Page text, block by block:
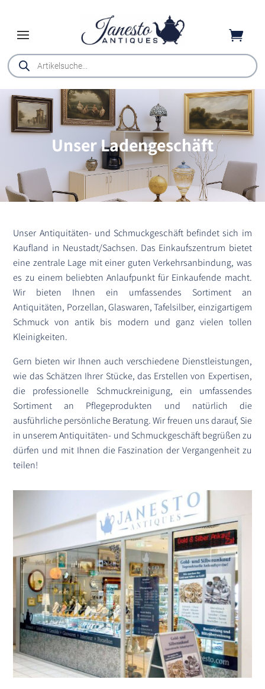

Products
search
Unser Ladengeschäft
Unser Antiquitäten- und Schmuckgeschäft befindet sich im
Kaufland in Neustadt/Sachsen. Das Einkaufszentrum bietet
eine zentrale Lage mit einer guten Verkehrsanbindung, was
es zu einem beliebten Anlaufpunkt für Einkaufende macht.
Wir bieten Ihnen ein umfassendes Sortiment an
Antiquitäten, Porzellan, Glaswaren, Tafelsilber, einzigartigem
Schmuck von antik bis modern und ganz vielen tollen
Kleinigkeiten.
Gern bieten wir Ihnen auch verschiedene Dienstleistungen,
wie das Schätzen Ihrer Stücke, das Erstellen von Expertisen,
die professionelle Schmuckreinigung, ein umfassendes
Sortiment an Pflegeprodukten und natürlich die
ausführliche persönliche Beratung. Wir freuen uns darauf, Sie
in unserem Antiquitäten- und Schmuckgeschäft begrüßen zu
dürfen und mit Ihnen die Faszination der Vergangenheit zu
teilen!